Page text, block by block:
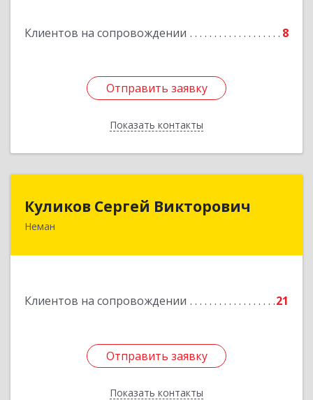
Клиентов на сопровождении 8
Отправить заявку
Показать контакты
Отправить заявку
Назад
Куликов Сергей Викторович
Неман
Клиентов на сопровождении 21
Отправить заявку
Показать контакты
Куликов Сергей Викторович
Отправить заявку
Назад